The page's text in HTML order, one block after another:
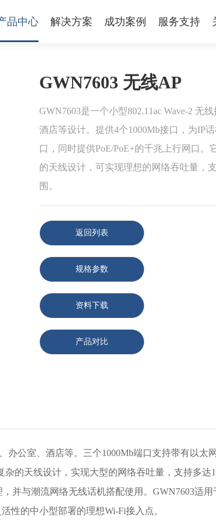
品中心 解决方案 成功案例 服务支持
GWN7603 无线AP
GWN7603是一个小型802.11ac Wave-2 无
酒店等设计。提供4个1000Mb接口，为IP
口，同时提供PoE/PoE+的千兆上行网口
的天线设计，可实现理想的网络吞吐量，
围。
返回列表
规格参数
资料下载
产品对比
办公室、酒店等。三个1000Mb端口支持带有以太
的天线设计，实现大型的网络吞吐量，支持多达
并与潮流网络无线话机搭配使用。GWN7603适
性的中小型部署的理想Wi-Fi接入点。